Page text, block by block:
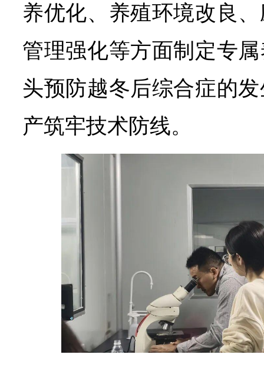
养优化、养殖环境改良
管理强化等方面制定专
头预防越冬后综合症的
产筑牢技术防线。